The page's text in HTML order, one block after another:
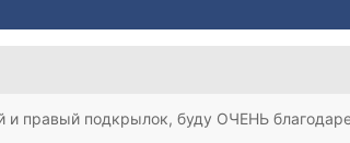
и правый подкрылок, буду ОЧЕНЬ